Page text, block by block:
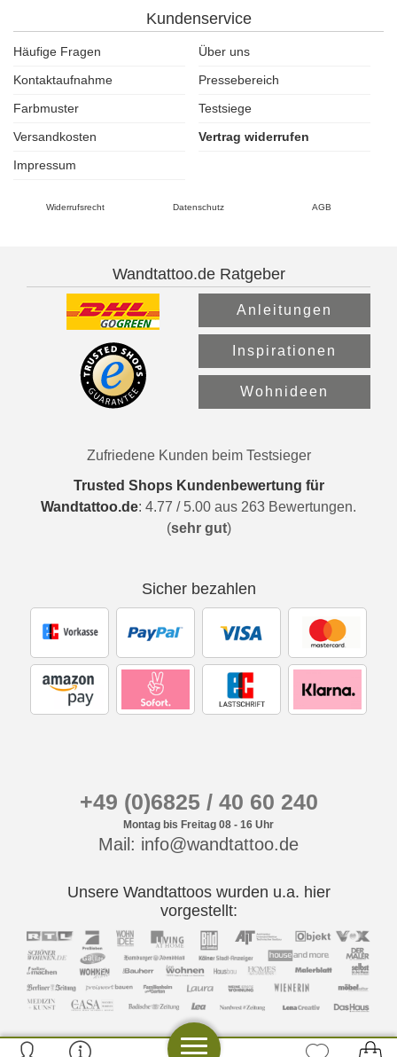
Kundenservice
Häufige Fragen
Über uns
Kontaktaufnahme
Pressebereich
Farbmuster
Testsiege
Versandkosten
Vertrag widerrufen
Impressum
Widerrufsrecht Datenschutz AGB
Wandtattoo.de Ratgeber
Anleitungen
Inspirationen
Wohnideen
Zufriedene Kunden beim Testsieger
Trusted Shops Kundenbewertung für
Wandtattoo.de: 4.77 / 5.00 aus 263 Bewertungen.
(sehr gut)
Sicher bezahlen
+49 (0)6825 / 40 60 240
Montag bis Freitag 08 - 16 Uhr
Mail: info@wandtattoo.de
Unsere Wandtattoos wurden u.a. hier
vorgestellt: